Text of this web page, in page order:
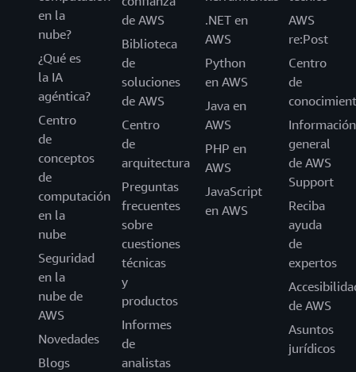
en la
nube?
¿Qué es
la IA
agéntica?
Centro
de
conceptos
de
computación
en la
nube
Seguridad
en la
nube de
AWS
Novedades
Blogs
de AWS
Biblioteca
de
soluciones
de AWS
Centro
de
arquitectura
Preguntas
frecuentes
sobre
cuestiones
técnicas
y
productos
Informes
de
analistas
.NET en
AWS
Python
en AWS
Java en
AWS
PHP en
AWS
JavaScript
en AWS
AWS
re:Post
Centro
de
Información
general
de AWS
Support
Reciba
ayuda
de
expertos
de AWS
Asuntos
jurídicos